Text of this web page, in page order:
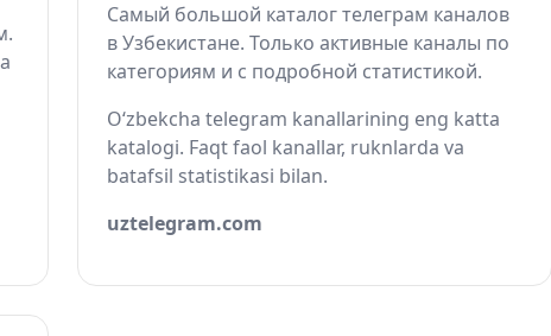
Самый большой каталог телеграм каналов
в Узбекистане. Только активные каналы по
категориям и с подробной статистикой.
O‘zbekcha telegram kanallarining eng katta
katalogi. Faqt faol kanallar, ruknlarda va
batafsil statistikasi bilan.
uztelegram.com